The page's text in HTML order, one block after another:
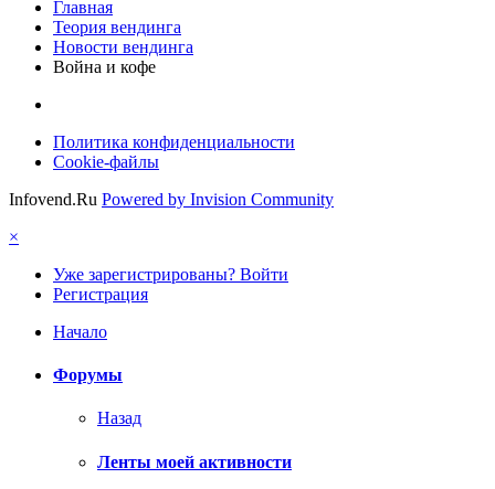
Главная
Теория вендинга
Новости вендинга
Война и кофе
Политика конфиденциальности
Cookie-файлы
Infovend.Ru Powered by Invision Community
×
Уже зарегистрированы? Войти
Регистрация
Начало
Форумы
Назад
Ленты моей активности